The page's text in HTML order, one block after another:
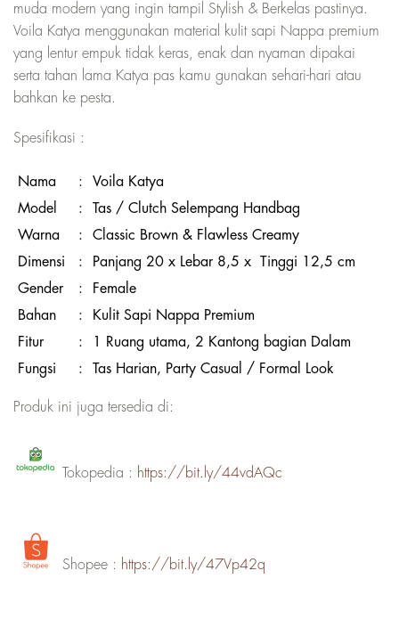
muda modern yang ingin tampil Stylish & Berkelas pastinya.
Voila Katya menggunakan material kulit sapi Nappa premium
yang lentur empuk tidak keras, enak dan nyaman dipakai
serta tahan lama Katya pas kamu gunakan sehari-hari atau
bahkan ke pesta.
Spesifikasi :
Nama :
Voila Katya
Model
:
Tas / Clutch Selempang Handbag
Warna
:
Classic Brown & Flawless Creamy
Dimensi
:
Panjang 20 x Lebar 8,5 x Tinggi 12,5 cm
Gender
:
Female
Bahan
:
Kulit Sapi Nappa Premium
Fitur
:
1 Ruang utama, 2 Kantong bagian Dalam
Fungsi
: Tas Harian, Party Casual / Formal Look
Produk ini juga tersedia di:
Tokopedia : https://bit.ly/44vdAQc
Shopee : https://bit.ly/47Vp42q